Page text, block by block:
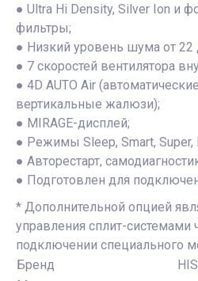
● Ultra Hi Density, Silver Ion и
фильтры;
● Низкий уровень шума от 22
● 7 скоростей вентилятора
● 4D AUTO Air
вертикальные жалюзи);
● MIRAGE-дисплей;
● Режимы Sleep, Smart, Super,
● Авторестарт,
● Подготовлен для
* Дополнительной опцией
управления сплит-системами
подключении специального
Бренд